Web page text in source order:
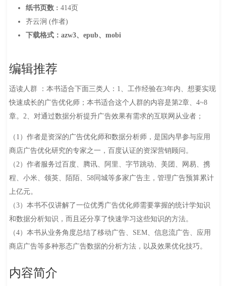
纸书页数 : 414页
齐云涧 (作者)
下载格式：azw3、epub、mobi
编辑推荐
适读人群 ：本书适合下面三类人：1、工作经验在3年内、想要实现
快速成长的广告优化师；本书适合这个人群的内容是第2章、4~8
章。2、对通过数据分析提升广告效果有需求的互联网从业者；
（1）作者是资深的广告优化师和数据分析师，是国内早参与应用
商店广告优化研究的专家之一，百度认证的资深营销顾问。
（2）作者服务过百度、腾讯、阿里、字节跳动、美团、网易、携
程、小米、领英、陌陌、58同城等多家广告主，管理广告预算累计
上亿元。
（3）本书不仅讲解了一位优秀广告优化师需要掌握的统计学知识
和数据分析知识，而且还分享了快速学习这些知识的方法。
（4）本书从业务角度总结了移动广告、SEM、信息流广告、应用
商店广告等多种形态广告数据的分析方法，以及效果优化技巧。
内容简介